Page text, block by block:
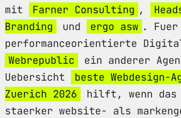
mit
Farner Consulting ,
Branding
und ergo asw . Fuer
performanceorientierte
Webrepublic
ein anderer
Uebersicht
beste Webdesign-
Zuerich 2026
hilft, wenn das
staerker website- als